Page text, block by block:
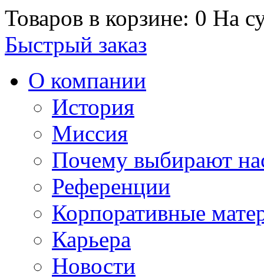
Товаров в корзине: 0 На
Быстрый заказ
О компании
История
Миссия
Почему выбирают
Референции
Корпоративные
Карьера
Новости